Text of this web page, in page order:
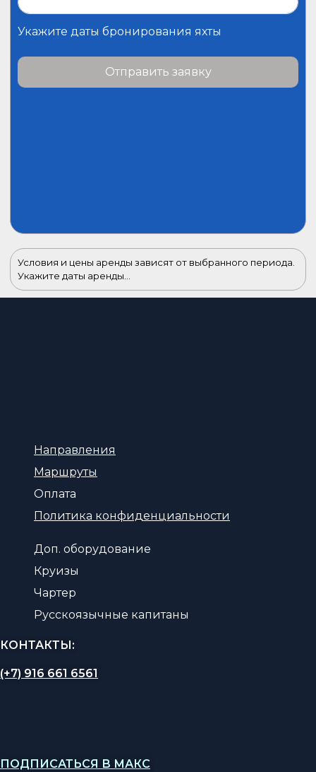
Укажите даты бронирования яхты
Отправить заявку
Условия и цены аренды зависят от выбранного периода.
Укажите даты аренды...
Направления
Маршруты
Оплата
Политика конфиденциальности
Доп. оборудование
Круизы
Чартер
Русскоязычные капитаны
КОНТАКТЫ:
(+7) 916 661 6561
ПОДПИСАТЬСЯ В МАКС